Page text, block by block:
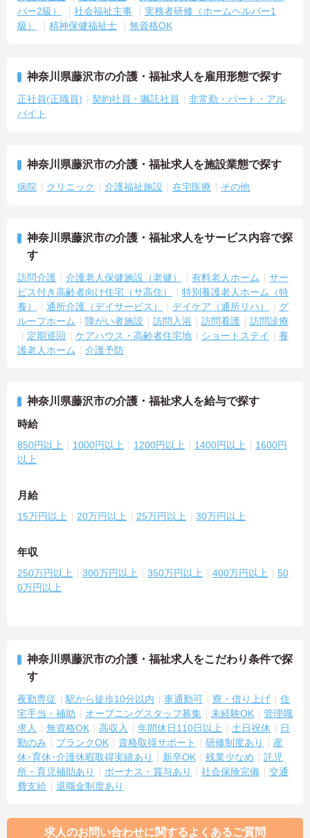
パー2級）
社会福祉主事
実務者研修（ホームヘルパー1
級）
精神保健福祉士 無資格OK
神奈川県藤沢市の介護・福祉求人を雇用形態で探す
正社員(正職員) 契約社員・嘱託社員
非常勤・パート・アル
バイト
神奈川県藤沢市の介護・福祉求人を施設業態で探す
病院 クリニック 介護福祉施設 在宅医療 その他
神奈川県藤沢市の介護・福祉求人をサービス内容で探
す
訪問介護 介護老人保健施設（老健） 有料老人ホーム
サー
ビス付き高齢者向け住宅（サ高住）
特別養護老人ホーム（特
養）
通所介護（デイサービス） デイケア（通所リハ）
グ
ループホーム
障がい者施設 訪問入浴 訪問看護
訪問診療
定期巡回
ケアハウス・高齢者住宅地 ショートステイ
養
護老人ホーム
介護予防
神奈川県藤沢市の介護・福祉求人を給与で探す
時給
850円以上 1000円以上 1200円以上 1400円以上
1600円
以上
月給
15万円以上 20万円以上 25万円以上 30万円以上
年収
250万円以上 300万円以上 350万円以上 400万円以上
50
0万円以上
神奈川県藤沢市の介護・福祉求人をこだわり条件で探
す
夜勤専従 駅から徒歩10分以内 車通勤可 寮・借り上げ
住
宅手当・補助
オープニングスタッフ募集 未経験OK
管理職
求人
無資格OK 高収入 年間休日110日以上 土日祝休
日
勤のみ
ブランクOK 資格取得サポート 研修制度あり
産
休･育休･介護休暇取得実績あり
新卒OK 残業少なめ
託児
所・育児補助あり
ボーナス・賞与あり 社会保険完備
交通
費支給
退職金制度あり
求人のお問い合わせに関するよくあるご質問